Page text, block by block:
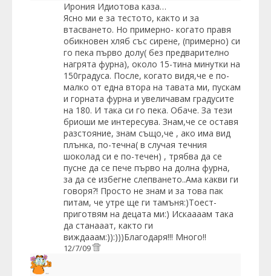
Ирония Идиотова каза…
Ясно ми е за тестото, както и за
втасването. Но примерно- когато правя
обикновен хляб със сирене, (примерно) си
го пека първо долу( без предварително
нагрята фурна), около 15-тина минутки на
150градуса. После, когато видя,че е по-
малко от една втора на тавата ми, пускам
и горната фурна и увеличавам градусите
на 180. И така си го пека. Обаче. За тези
бриоши ме интересува. Знам,че се оставя
разстояние, знам също,че , ако има вид
плънка, по-течна( в случая течния
шоколад си е по-течен) , трябва да се
пусне да се пече първо на долна фурна,
за да се избегне слепването..Ама какви ги
говоря?! Просто не знам и за това пак
питам, че утре ще ги тамъня:)Тоест-
приготвям на децата ми:) Искаааам така
да станааат, както ги
виждааам:)):)))Благодаря!!! Много!!
12/7/09